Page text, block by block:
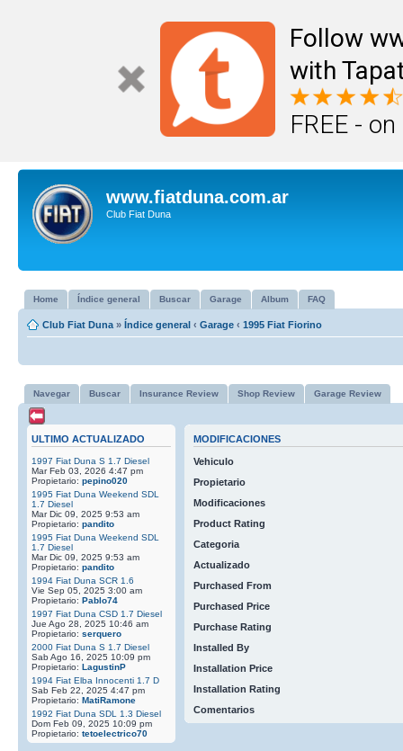
Follow
with
FREE -
www.fiatduna.com.ar
Club Fiat Duna
Home Índice general Buscar Garage Album FAQ
Club Fiat Duna » Índice general ‹ Garage ‹ 1995 Fiat Fiorino
Navegar Buscar Insurance Review Shop Review Garage Review
ULTIMO ACTUALIZADO
1997 Fiat Duna S 1.7 Diesel
Mar Feb 03, 2026 4:47 pm
Propietario: pepino020
1995 Fiat Duna Weekend SDL
1.7 Diesel
Mar Dic 09, 2025 9:53 am
Propietario: pandito
1995 Fiat Duna Weekend SDL
1.7 Diesel
Mar Dic 09, 2025 9:53 am
Propietario: pandito
1994 Fiat Duna SCR 1.6
Vie Sep 05, 2025 3:00 am
Propietario: Pablo74
1997 Fiat Duna CSD 1.7 Diesel
Jue Ago 28, 2025 10:46 am
Propietario: serquero
2000 Fiat Duna S 1.7 Diesel
Sab Ago 16, 2025 10:09 pm
Propietario: LagustinP
1994 Fiat Elba Innocenti 1.7 D
Sab Feb 22, 2025 4:47 pm
Propietario: MatiRamone
1992 Fiat Duna SDL 1.3 Diesel
Dom Feb 09, 2025 10:09 pm
Propietario: tetoelectrico70
MODIFICACIONES
Vehiculo
Propietario
Modificaciones
Product Rating
Categoria
Actualizado
Purchased From
Purchased Price
Purchase Rating
Installed By
Installation Price
Installation Rating
Comentarios